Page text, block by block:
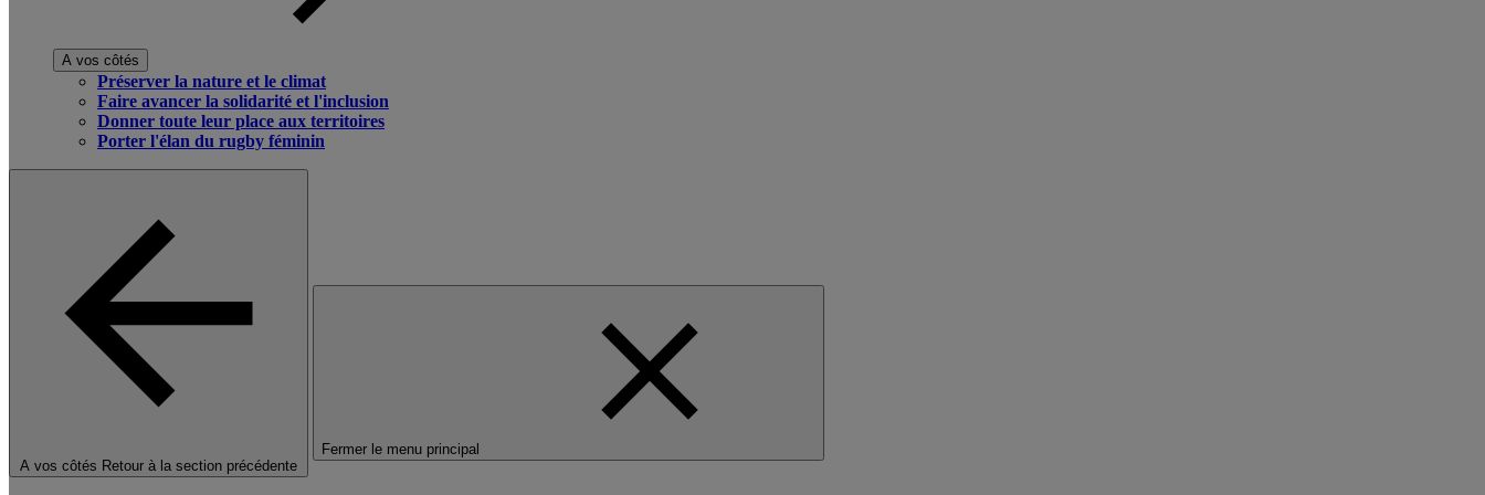
A vos côtés
Préserver la nature et le climat
Faire avancer la solidarité et l'inclusion
Donner toute leur place aux territoires
Porter l'élan du rugby féminin
A vos côtés Retour à la section précédente
Fermer le menu principal